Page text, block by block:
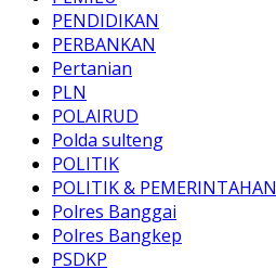
PENDIDIKAN
PERBANKAN
Pertanian
PLN
POLAIRUD
Polda sulteng
POLITIK
POLITIK & PEMERINTAHAN
Polres Banggai
Polres Bangkep
PSDKP